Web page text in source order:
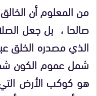
من المعلوم أن
صالحا ، بل جعل
الذي مصدره الخلق
شمل عموم الكون
هو كوكب الأرض